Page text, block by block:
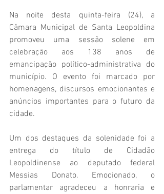
Na noite desta quinta-feira (24), a
Câmara Municipal de Santa Leopoldina
promoveu uma sessão solene em
celebração aos 138 anos de
emancipação político-administrativa do
município. O evento foi marcado por
homenagens, discursos emocionantes e
anúncios importantes para o futuro da
cidade.
Um dos destaques da solenidade foi a
entrega do título de Cidadão
Leopoldinense ao deputado federal
Messias Donato. Emocionado, o
parlamentar agradeceu a honraria e